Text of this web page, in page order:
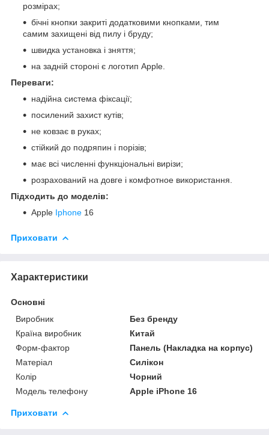
розмірах;
бічні кнопки закриті додатковими кнопками, тим
самим захищені від пилу і бруду;
швидка установка і зняття;
на задній стороні є логотип Apple.
Переваги:
надійна система фіксації;
посилений захист кутів;
не ковзає в руках;
стійкий до подряпин і порізів;
має всі численні функціональні вирізи;
розрахований на довге і комфотное використання.
Підходить до моделів:
Apple Iphone 16
Приховати
Характеристики
Основні
Виробник
Без бренду
Країна виробник
Китай
Форм-фактор
Панель (Накладка на корпус)
Матеріал
Силікон
Колір
Чорний
Модель телефону
Apple iPhone 16
Приховати